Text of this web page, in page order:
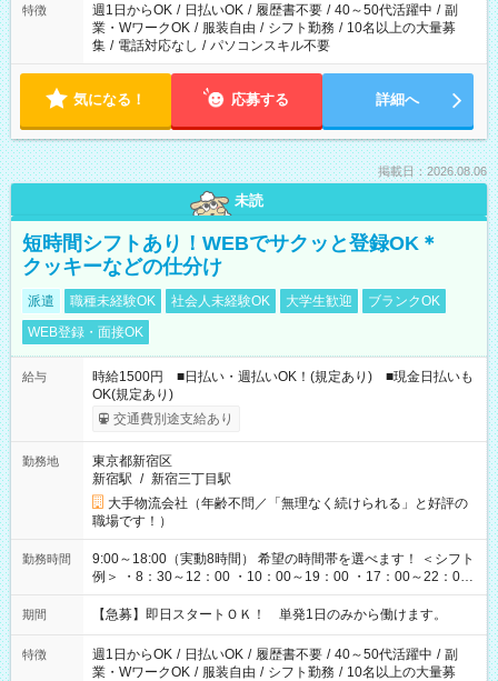
特徴 週1日からOK / 日払いOK / 履歴書不要 / 40～50代活躍中 / 副
業・WワークOK / 服装自由 / シフト勤務 / 10名以上の大量募
集 / 電話対応なし / パソコンスキル不要
気になる！ 応募する 詳細へ
掲載日：2026.08.06
未読
短時間シフトあり！WEBでサクッと登録OK＊
クッキーなどの仕分け
派遣 職種未経験OK 社会人未経験OK 大学生歓迎
ブランクOK
WEB登録・面接OK
給与
時給1500円 ■日払い・週払いOK！(規定あり) ■現金日払いも
OK(規定あり)
交通費別途支給あり
勤務地
東京都新宿区
新宿駅 / 新宿三丁目駅
大手物流会社（年齢不問／「無理なく続けられる」と好評の
職場です！）
勤務時間
9:00～18:00（実動8時間） 希望の時間帯を選べます！ ＜シフト
例＞ ・8：30～12：00 ・10：00～19：00 ・17：00～22：00
・13：00～22：00 ・22：00～翌6：00 など
期間 【急募】即日スタートＯＫ！ 単発1日のみから働けます。
特徴 週1日からOK / 日払いOK / 履歴書不要 / 40～50代活躍中 / 副
業・WワークOK / 服装自由 / シフト勤務 / 10名以上の大量募